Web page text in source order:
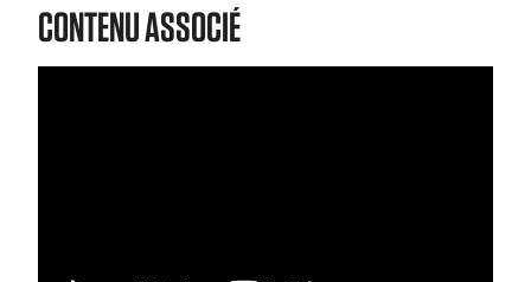
CONTENU ASSOCIÉ